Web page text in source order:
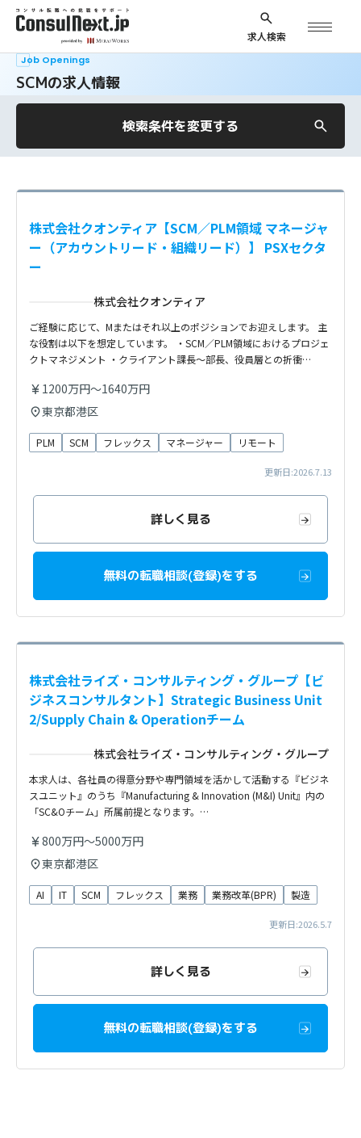
求人検索
Job Openings
SCMの求人情報
検索条件を変更する
株式会社クオンティア【SCM／PLM領域 マネージャ
ー（アカウントリード・組織リード）】 PSXセクタ
ー
株式会社クオンティア
ご経験に応じて、Mまたはそれ以上のポジションでお迎えします。 主
な役割は以下を想定しています。 ・SCM／PLM領域におけるプロジェ
クトマネジメント ・クライアント課長〜部長、役員層との折衝…
1200万円～1640万円
東京都港区
PLM SCM フレックス マネージャー リモート
更新日:2026.7.13
詳しく見る
無料の転職相談(登録)をする
株式会社ライズ・コンサルティング・グループ【ビ
ジネスコンサルタント】Strategic Business Unit
2/Supply Chain & Operationチーム
株式会社ライズ・コンサルティング・グループ
本求人は、各社員の得意分野や専門領域を活かして活動する『ビジネ
スユニット』のうち『Manufacturing & Innovation (M&I) Unit』内の
「SC&Oチーム」所属前提となります。…
800万円～5000万円
東京都港区
AI IT SCM フレックス 業務 業務改革(BPR) 製造
更新日:2026.5.7
詳しく見る
無料の転職相談(登録)をする